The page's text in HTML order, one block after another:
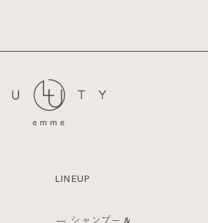
LINEUP
シャンプー &